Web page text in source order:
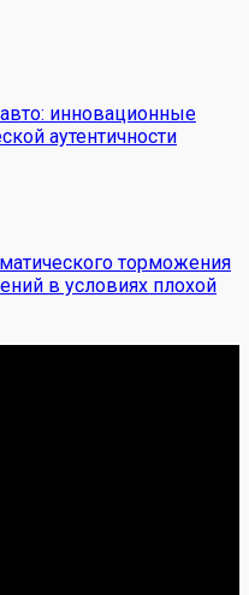
инновационные
аутентичности
торможения
в условиях плохой